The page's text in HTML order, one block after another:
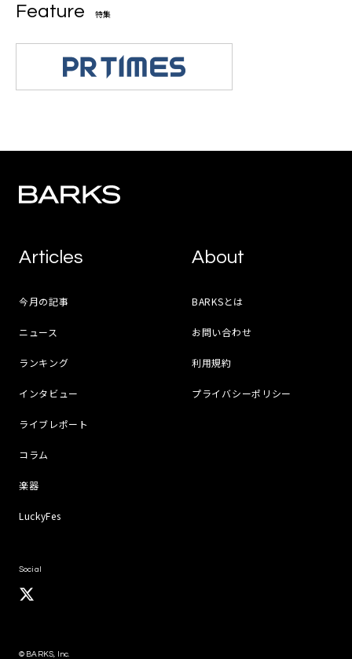
Feature 特集
Articles
今月の記事
ニュース
ランキング
インタビュー
ライブレポート
コラム
楽器
LuckyFes
About
BARKSとは
お問い合わせ
利用規約
プライバシーポリシー
Social
© BARKS, Inc.